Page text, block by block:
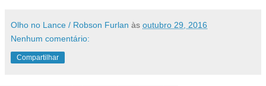
Olho no Lance / Robson Furlan às outubro 29, 2016
Nenhum comentário:
Compartilhar